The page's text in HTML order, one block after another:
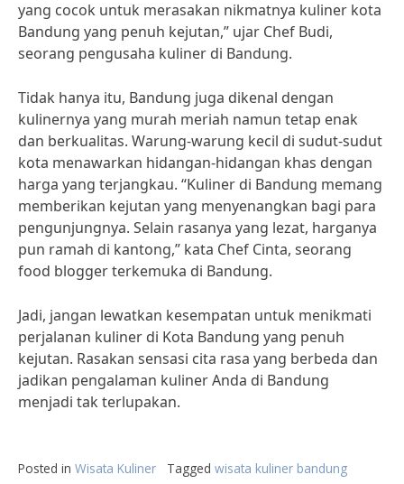
yang cocok untuk merasakan nikmatnya kuliner kota
Bandung yang penuh kejutan,” ujar Chef Budi,
seorang pengusaha kuliner di Bandung.
Tidak hanya itu, Bandung juga dikenal dengan
kulinernya yang murah meriah namun tetap enak
dan berkualitas. Warung-warung kecil di sudut-sudut
kota menawarkan hidangan-hidangan khas dengan
harga yang terjangkau. “Kuliner di Bandung memang
memberikan kejutan yang menyenangkan bagi para
pengunjungnya. Selain rasanya yang lezat, harganya
pun ramah di kantong,” kata Chef Cinta, seorang
food blogger terkemuka di Bandung.
Jadi, jangan lewatkan kesempatan untuk menikmati
perjalanan kuliner di Kota Bandung yang penuh
kejutan. Rasakan sensasi cita rasa yang berbeda dan
jadikan pengalaman kuliner Anda di Bandung
menjadi tak terlupakan.
Posted in Wisata Kuliner Tagged wisata kuliner bandung